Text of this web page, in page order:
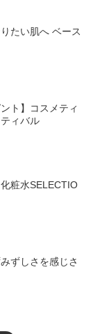
たい肌へ ベース
ト】コスメティ
ィバル
粧水SELECTIO
ずしさを感じさ